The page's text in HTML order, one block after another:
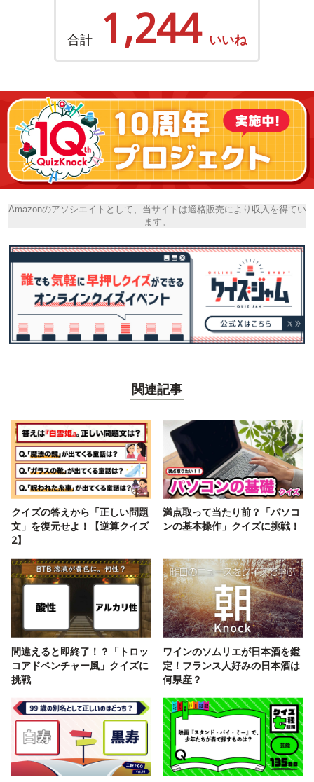
合計 1,244 いいね
Amazonのアソシエイトとして、当サイトは適格販売により収入を得てい
ます。
関連記事
クイズの答えから「正しい問題
文」を復元せよ！【逆算クイズ
2】
満点取って当たり前？「パソコ
ンの基本操作」クイズに挑戦！
間違えると即終了！？「トロッ
コアドベンチャー風」クイズに
挑戦
ワインのソムリエが日本酒を鑑
定！フランス人好みの日本酒は
何県産？